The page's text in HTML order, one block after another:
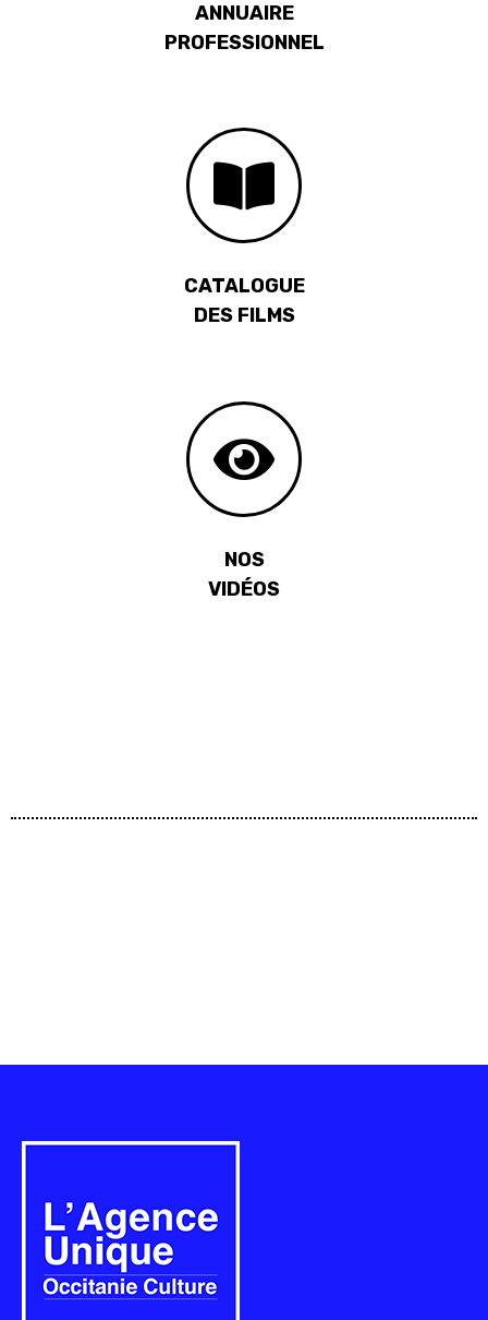
ANNUAIRE
PROFESSIONNEL
CATALOGUE
DES FILMS
NOS
VIDÉOS